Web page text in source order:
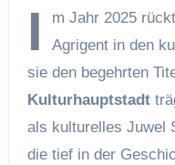
I
m Jahr 2025
Agrigent in den
sie den begehrten
Kulturhauptstadt
als kulturelles Juwel
die tief in der